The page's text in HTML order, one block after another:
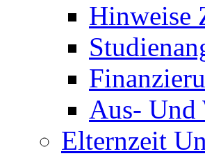
Hinweise
Aus- Und
Elternzeit